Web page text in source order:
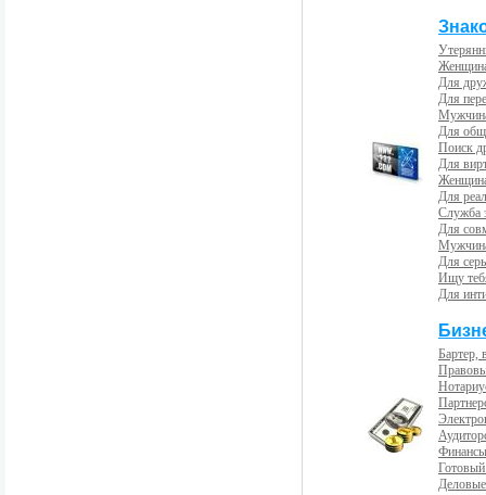
Для
Для
Для
Поиск
Для
Для
Служба
Для
Для
Ищу
Для
Бартер,
Готовый